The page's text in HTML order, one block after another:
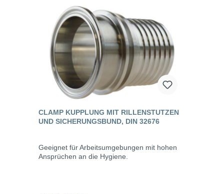
CLAMP KUPPLUNG MIT RILLENSTUTZEN
UND SICHERUNGSBUND, DIN 32676
Geeignet für Arbeitsumgebungen mit hohen
Ansprüchen an die Hygiene.